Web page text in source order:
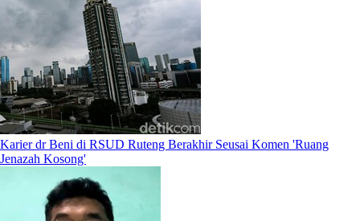
Karier dr Beni di RSUD Ruteng Berakhir Seusai Komen 'Ruang
Jenazah Kosong'